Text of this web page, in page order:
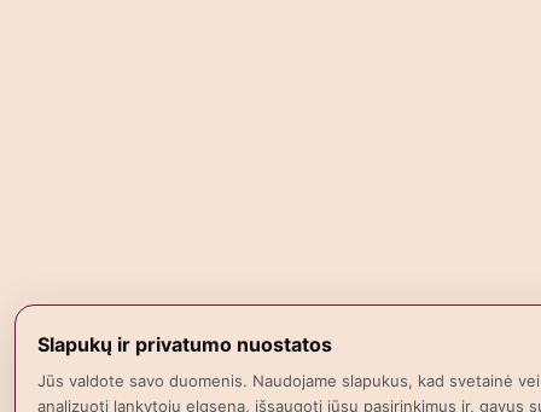
Slapukų ir privatumo nuostatos
Jūs valdote savo duomenis. Naudojame slapukus, kad svetainė
analizuoti lankytojų elgseną, išsaugoti jūsų pasirinkimus ir, gavus